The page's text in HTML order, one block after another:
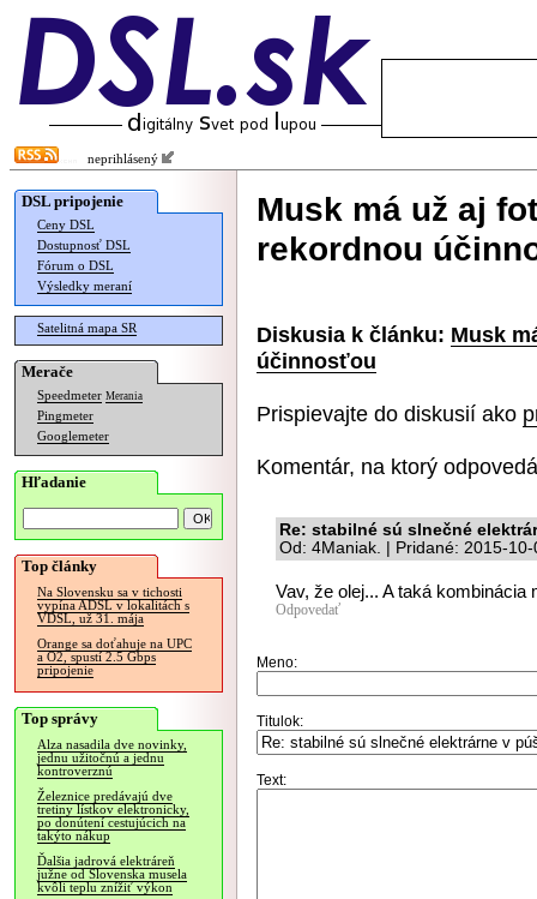
neprihlásený
DSL pripojenie
Ceny DSL
Dostupnosť DSL
Fórum o DSL
Výsledky meraní
Satelitná mapa SR
Merače
Speedmeter Merania
Pingmeter
Googlemeter
Hľadanie
Top články
Na Slovensku sa v tichosti
vypína ADSL v lokalitách s
VDSL, už 31. mája
Orange sa doťahuje na UPC
a O2, spustí 2.5 Gbps
pripojenie
Top správy
Alza nasadila dve novinky,
jednu užitočnú a jednu
kontroverznú
Železnice predávajú dve
tretiny lístkov elektronicky,
po donútení cestujúcich na
takýto nákup
Ďalšia jadrová elektráreň
južne od Slovenska musela
kvôli teplu znížiť výkon
Musk má už aj
rekordnou
Diskusia k článku: Musk
účinnosťou
Prispievajte do diskusií ako
Komentár, na ktorý
Re: stabilné sú slnečné
Od: 4Maniak. | Pridané: 2015-
Vav, že olej... A taká
Odpovedať
Meno:
Titulok:
Text: